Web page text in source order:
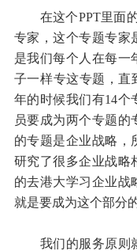
在这个PPT里面的
专家，这个专题专家
是我们每个人在每一
子一样专这专题，直
年的时候我们有14个
员要成为两个专题
的专题是企业战略，
研究了很多企业战略
的去港大学习企业战
就是要成为这个部分
我们的服务原则就